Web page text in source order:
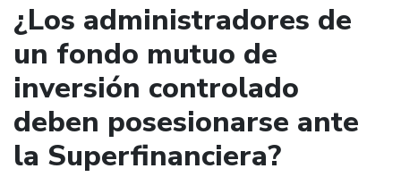
¿Los administradores de
un fondo mutuo de
inversión controlado
deben posesionarse ante
la Superfinanciera?